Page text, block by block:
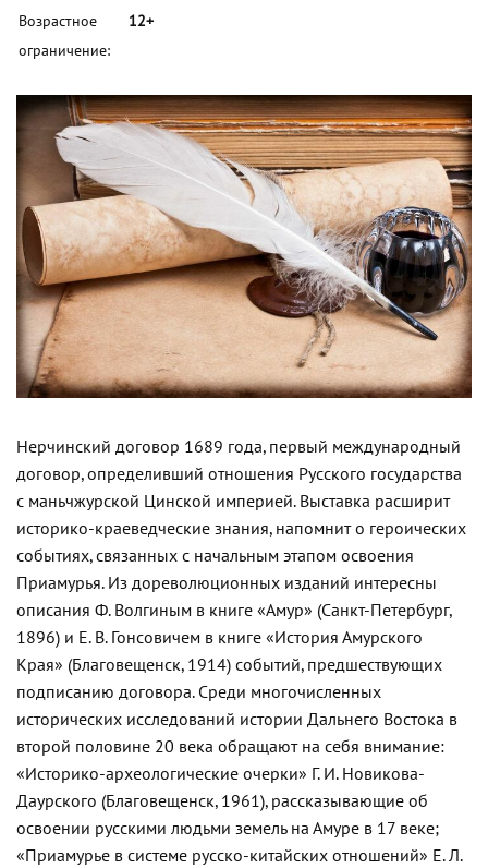
Возрастное
ограничение:
12+
Нерчинский договор 1689 года, первый международный
договор, определивший отношения Русского государства
с маньчжурской Цинской империей. Выставка расширит
историко-краеведческие знания, напомнит о героических
событиях, связанных с начальным этапом освоения
Приамурья. Из дореволюционных изданий интересны
описания Ф. Волгиным в книге «Амур» (Санкт-Петербург,
1896) и Е. В. Гонсовичем в книге «История Амурского
Края» (Благовещенск, 1914) событий, предшествующих
подписанию договора. Среди многочисленных
исторических исследований истории Дальнего Востока в
второй половине 20 века обращают на себя внимание:
«Историко-археологические очерки» Г. И. Новикова-
Даурского (Благовещенск, 1961), рассказывающие об
освоении русскими людьми земель на Амуре в 17 веке;
«Приамурье в системе русско-китайских отношений» Е. Л.